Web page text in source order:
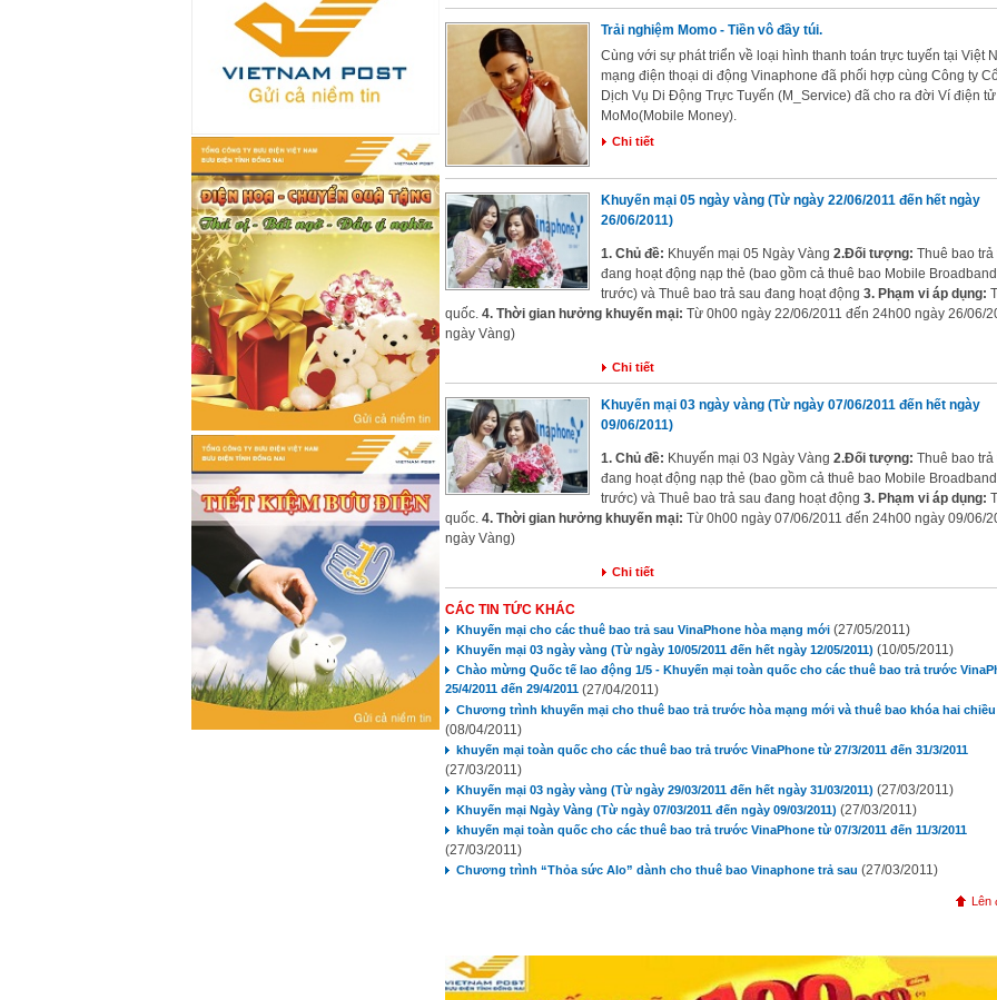
Trải nghiệm Momo - Tiền vô đầy túi.
Cùng với sự phát triển về loại hình thanh toán trực tuyến tại Việt
mạng điện thoại di động Vinaphone đã phối hợp cùng Công ty
Dịch Vụ Di Động Trực Tuyến (M_Service) đã cho ra đời Ví điện tử
MoMo(Mobile Money).
Chi tiết
Khuyến mại 05 ngày vàng (Từ ngày 22/06/2011 đến hết ngày
26/06/2011)
1. Chủ đề: Khuyến mại 05 Ngày Vàng 2.Đối tượng: Thuê bao
đang hoạt động nạp thẻ (bao gồm cả thuê bao Mobile
trước) và Thuê bao trả sau đang hoạt động 3. Phạm vi áp dụng: T
quốc. 4. Thời gian hưởng khuyến mại: Từ 0h00 ngày 22/06/2011 đến 24h00 ngày 26/06/
ngày Vàng)
Chi tiết
Khuyến mại 03 ngày vàng (Từ ngày 07/06/2011 đến hết ngày
09/06/2011)
1. Chủ đề: Khuyến mại 03 Ngày Vàng 2.Đối tượng: Thuê bao
đang hoạt động nạp thẻ (bao gồm cả thuê bao Mobile
trước) và Thuê bao trả sau đang hoạt động 3. Phạm vi áp dụng: T
quốc. 4. Thời gian hưởng khuyến mại: Từ 0h00 ngày 07/06/2011 đến 24h00 ngày 09/06/
ngày Vàng)
Chi tiết
CÁC TIN TỨC KHÁC
Khuyến mại cho các thuê bao trả sau VinaPhone hòa mạng mới (27/05/2011)
Khuyến mại 03 ngày vàng (Từ ngày 10/05/2011 đến hết ngày 12/05/2011) (10/05/2011)
Chào mừng Quốc tế lao động 1/5 - Khuyến mại toàn quốc cho các thuê bao trả trước
25/4/2011 đến 29/4/2011 (27/04/2011)
Chương trình khuyến mại cho thuê bao trả trước hòa mạng mới và thuê bao khóa hai chiều
(08/04/2011)
khuyến mại toàn quốc cho các thuê bao trả trước VinaPhone từ 27/3/2011 đến 31/3/2011
(27/03/2011)
Khuyến mại 03 ngày vàng (Từ ngày 29/03/2011 đến hết ngày 31/03/2011) (27/03/2011)
Khuyến mại Ngày Vàng (Từ ngày 07/03/2011 đến ngày 09/03/2011) (27/03/2011)
khuyến mại toàn quốc cho các thuê bao trả trước VinaPhone từ 07/3/2011 đến 11/3/2011
(27/03/2011)
Chương trình “Thỏa sức Alo” dành cho thuê bao Vinaphone trả sau (27/03/2011)
Lên